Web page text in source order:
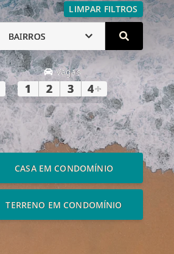
LIMPAR FILTROS
BAIRROS
Vagas
1 2 3 4+
CASA EM CONDOMÍNIO
TERRENO EM CONDOMÍNIO